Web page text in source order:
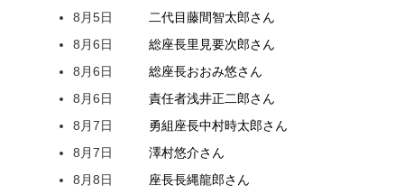
8月5日
二代目藤間智太郎さん
8月6日
総座長里見要次郎さん
8月6日
総座長おおみ悠さん
8月6日
責任者浅井正二郎さん
8月7日
勇組座長中村時太郎さん
8月7日
澤村悠介さん
8月8日
座長長縄龍郎さん